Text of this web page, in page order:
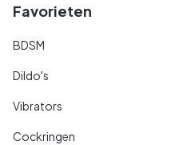
Favorieten
BDSM
Dildo's
Vibrators
Cockringen